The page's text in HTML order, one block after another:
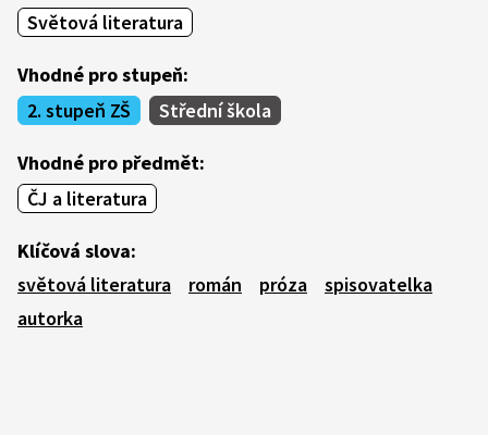
Světová literatura
Vhodné pro stupeň:
2. stupeň ZŠ
Střední škola
Vhodné pro předmět:
ČJ a literatura
Klíčová slova:
světová literatura
román próza
spisovatelka
autorka